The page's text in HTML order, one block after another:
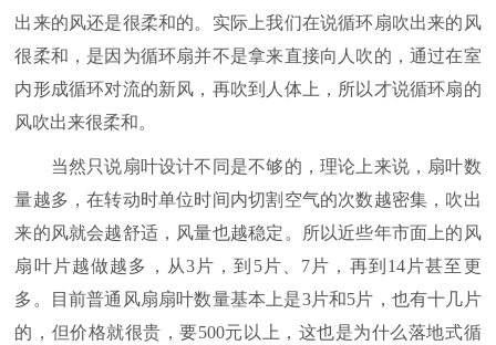
出来的风还是很柔和的。实际上我们在说循环扇吹出来的风
很柔和，是因为循环扇并不是拿来直接向人吹的，通过在室
内形成循环对流的新风，再吹到人体上，所以才说循环扇的
风吹出来很柔和。
当然只说扇叶设计不同是不够的，理论上来说，扇叶数
量越多，在转动时单位时间内切割空气的次数越密集，吹出
来的风就会越舒适，风量也越稳定。所以近些年市面上的风
扇叶片越做越多，从3片，到5片、7片，再到14片甚至更
多。目前普通风扇扇叶数量基本上是3片和5片，也有十几片
的，但价格就很贵，要500元以上，这也是为什么落地式循